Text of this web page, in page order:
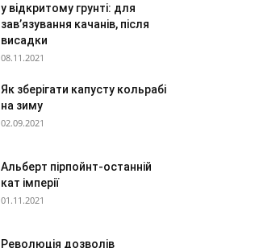
у відкритому грунті: для
зав’язування качанів, після
висадки
08.11.2021
Як зберігати капусту кольрабі
на зиму
02.09.2021
Альберт пірпойнт-останній
кат імперії
01.11.2021
Революція дозволів